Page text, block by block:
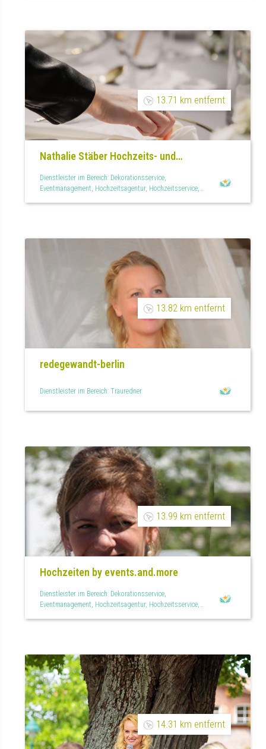
13.71 km entfernt
Nathalie Stäber Hochzeits- und
Eventplanung
Dienstleister im Bereich: Dekorationsservice,
Eventmanagement, Hochzeitsagentur, Hochzeitsservice,
13.82 km entfernt
redegewandt-berlin
Dienstleister im Bereich: Trauredner
13.99 km entfernt
Hochzeiten by events.and.more
Dienstleister im Bereich: Dekorationsservice,
Eventmanagement, Hochzeitsagentur, Hochzeitsservice,
14.31 km entfernt